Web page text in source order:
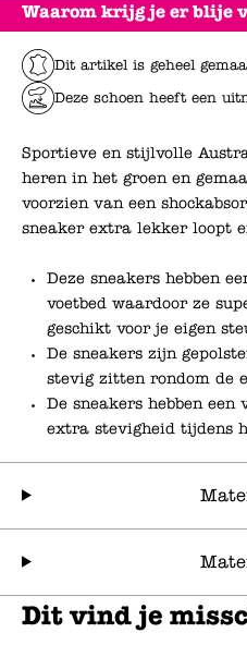
Waarom krijg je er blije
Dit artikel is geheel
Deze schoen heeft een
Sportieve en stijlvolle
heren in het groen en
voorzien van een
sneaker extra lekker loopt
Deze sneakers hebben
voetbed waardoor ze
geschikt voor je eigen
De sneakers zijn
stevig zitten rondom de
De sneakers hebben
extra stevigheid tijdens
Dit vind je